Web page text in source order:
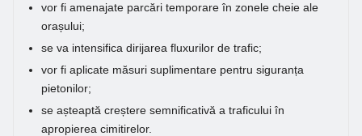
vor fi amenajate parcări temporare în zonele cheie ale
orașului;
se va intensifica dirijarea fluxurilor de trafic;
vor fi aplicate măsuri suplimentare pentru siguranța
pietonilor;
se așteaptă creștere semnificativă a traficului în
apropierea cimitirelor.